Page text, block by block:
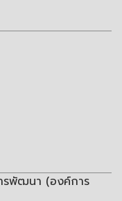
ารพัฒนา (องค์การ